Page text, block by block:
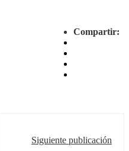
Compartir:
Siguiente publicación